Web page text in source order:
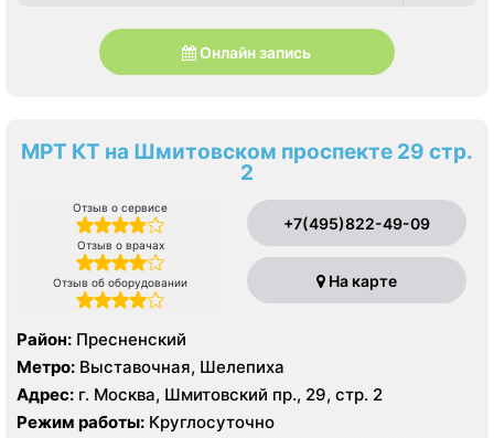
Онлайн запись
МРТ КТ на Шмитовском проспекте 29 стр.
2
Отзыв о сервисе
Отзыв о врачах
Отзыв об оборудовании
+7(495)822-49-09
На карте
Район: Пресненский
Метро: Выставочная, Шелепиха
Адрес: г. Москва, Шмитовский пр., 29, стр. 2
Режим работы: Круглосуточно